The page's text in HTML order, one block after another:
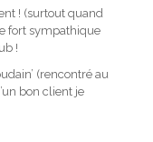
! (surtout quand
fort sympathique
!
(rencontré au
bon client je